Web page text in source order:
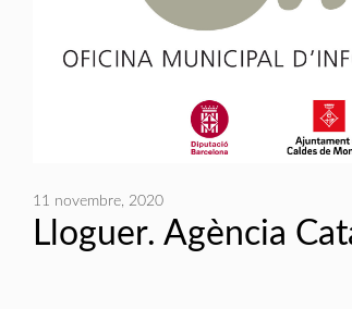
Lloguer. Agència
11 novembre, 2020